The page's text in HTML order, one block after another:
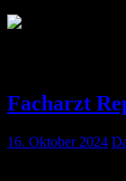
Facharzt
16. Oktober 2024